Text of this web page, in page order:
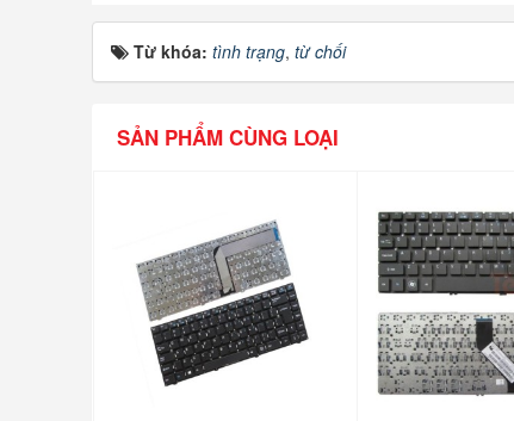
Từ khóa: tình trạng, từ chối
SẢN PHẨM CÙNG LOẠI